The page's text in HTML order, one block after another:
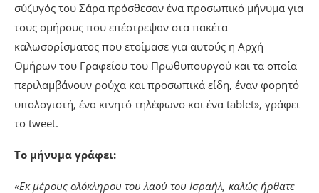
σύζυγός του Σάρα πρόσθεσαν ένα προσωπικό μήνυμα για
τους ομήρους που επέστρεψαν στα πακέτα
καλωσορίσματος που ετοίμασε για αυτούς η Αρχή
Ομήρων του Γραφείου του Πρωθυπουργού και τα οποία
περιλαμβάνουν ρούχα και προσωπικά είδη, έναν φορητό
υπολογιστή, ένα κινητό τηλέφωνο και ένα tablet», γράφει
το tweet.
Το μήνυμα γράφει:
«Εκ μέρους ολόκληρου του λαού του Ισραήλ, καλώς ήρθατε